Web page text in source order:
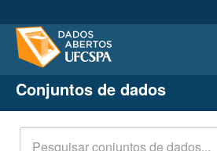
Conjuntos de dados
Organizações
Grupos
Conjuntos de dados